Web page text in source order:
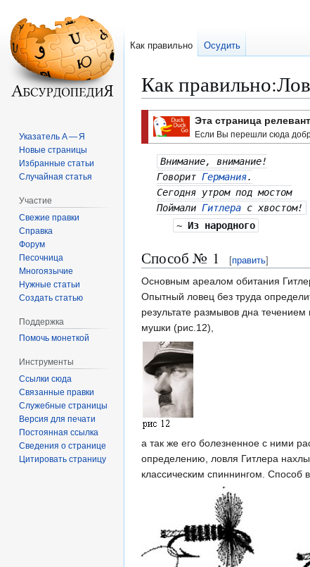
Как правильно:
Перейти
Перейти
Эта страница
Если Вы перешли сюда
Внимание, внимание!
ГоворитГермания.
Сегодня утром под мостом
ПоймалиГитлера с хвостом!
~ Из народного
Способ № 1 [править]
Основным ареалом обитания
Опытный ловец без труда
результате размывов дна
мушки (рис.12),
а так же его болезненное с ними
определению, ловля Гитлера
классическим спиннингом. Способ
Как правильно Осудить
Указатель А — Я
Новые страницы
Избранные статьи
Случайная статья
Участие
Свежие правки
Справка
Форум
Песочница
Многоязычие
Нужные статьи
Создать статью
Поддержка
Помочь монеткой
Инструменты
Ссылки сюда
Связанные правки
Служебные страницы
Версия для печати
Постоянная ссылка
Сведения о странице
Цитировать страницу